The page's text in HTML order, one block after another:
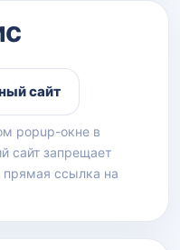
сайт
popup-окне в
сайт запрещает
прямая ссылка на